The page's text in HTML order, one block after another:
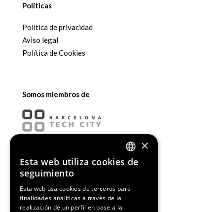
Políticas
Política de privacidad
Aviso legal
Política de Cookies
Somos miembros de
ENGLISH
×
Esta web utiliza cookies de
seguimiento
Esta web usa cookies de terceros para
finalidades analíticas a través de la
realización de un perfil en base a la